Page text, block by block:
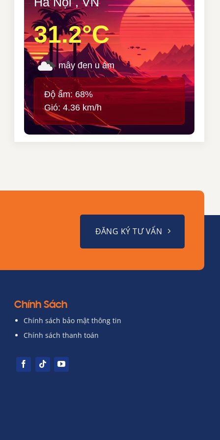
31.2°C
mây đen u ám
Độ ẩm: 68%
Gió: 4.36 km/h
ĐĂNG KÝ TƯ VẤN
Chính Sách
Chính sách bảo mật thông tin
Chính sách thanh toán